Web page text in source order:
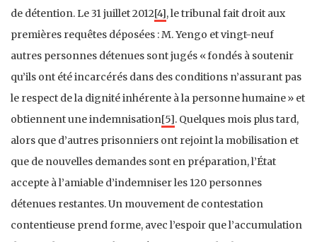
de détention. Le 31 juillet 2012[4], le tribunal fait droit aux
premières requêtes déposées : M. Yengo et vingt-neuf
autres personnes détenues sont jugés « fondés à soutenir
qu’ils ont été incarcérés dans des conditions n’assurant pas
le respect de la dignité inhérente à la personne humaine » et
obtiennent une indemnisation[5]. Quelques mois plus tard,
alors que d’autres prisonniers ont rejoint la mobilisation et
que de nouvelles demandes sont en préparation, l’État
accepte à l’amiable d’indemniser les 120 personnes
détenues restantes. Un mouvement de contestation
contentieuse prend forme, avec l’espoir que l’accumulation